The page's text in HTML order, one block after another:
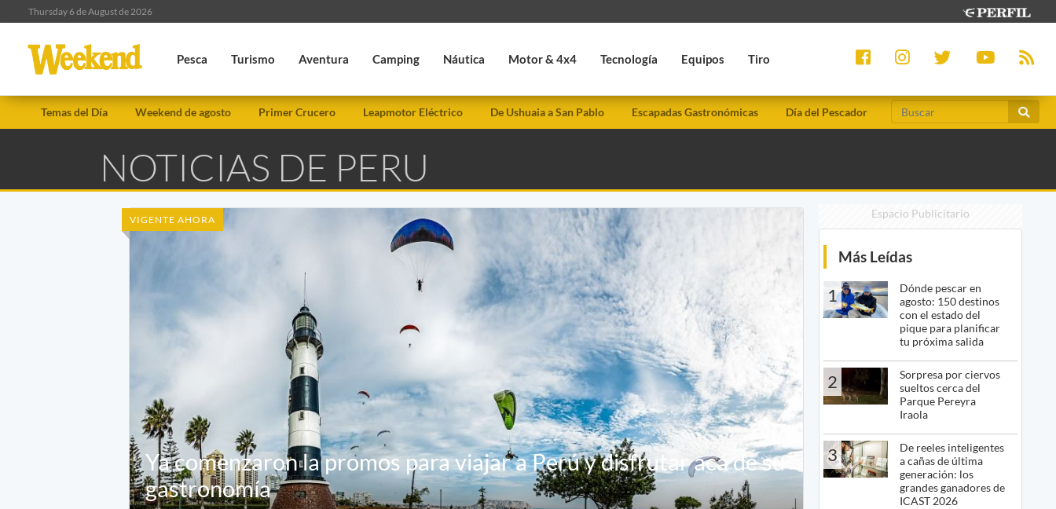
Thursday 6 de August de 2026
Pesca Turismo Aventura Camping Náutica Motor & 4x4 Tecnología Equipos Tiro
Temas del Día Weekend de agosto Primer Crucero Leapmotor Eléctrico De Ushuaia a San Pablo Escapadas Gastronómicas Día del Pescador
NOTICIAS DE PERU
VIGENTE AHORA
Ya comenzaron la promos para viajar a Perú y disfrutar acá de su
gastronomía
Espacio Publicitario
Más Leídas
1
Dónde pescar en
agosto: 150 destinos
con el estado del
pique para planificar
tu próxima salida
2
Sorpresa por ciervos
sueltos cerca del
Parque Pereyra
Iraola
3
De reeles inteligentes
a cañas de última
generación: los
grandes ganadores de
ICAST 2026